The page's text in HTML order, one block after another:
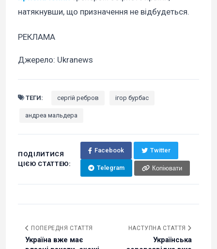
натякнувши, що призначення не відбудеться.
РЕКЛАМА
Джерело: Ukranews
ТЕГИ: сергій ребров ігор бурбас
андреа мальдера
ПОДІЛИТИСЯ
ЦІЄЮ СТАТТЕЮ:
Facebook Twitter
Telegram Копіювати
ПОПЕРЕДНЯ СТАТТЯ
Україна вже має
НАСТУПНА СТАТТЯ
Українська